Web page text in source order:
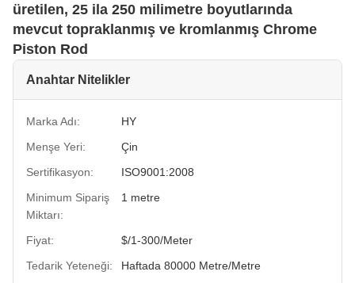
üretilen, 25 ila 250 milimetre boyutlarında
mevcut topraklanmış ve kromlanmış Chrome
Piston Rod
Anahtar Nitelikler
Marka Adı:
HY
Menşe Yeri:
Çin
Sertifikasyon:
ISO9001:2008
Minimum Sipariş
Miktarı:
1 metre
Fiyat:
$/1-300/Meter
Tedarik Yeteneği:
Haftada 80000 Metre/Metre